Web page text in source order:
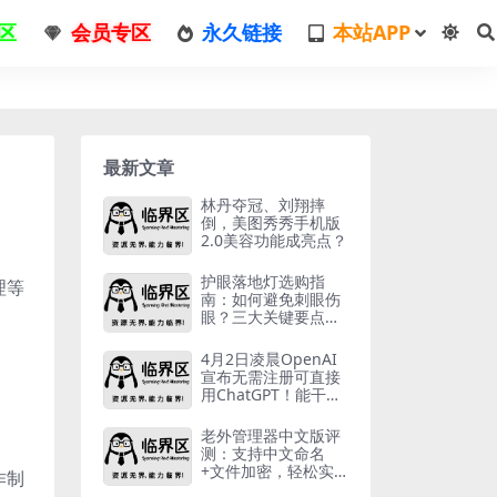
会员专区 永久链接 本站APP
等
制
最新文章
林丹夺冠、刘翔摔
倒，美图秀秀手机版
2.0美容功能成亮点？
护眼落地灯选购指
南：如何避免刺眼伤
眼？三大关键要点解
4月2日凌晨OpenAI
宣布无需注册可直接
用ChatGPT！能干
老外管理器中文版评
测：支持中文命名
+文件加密，轻松实